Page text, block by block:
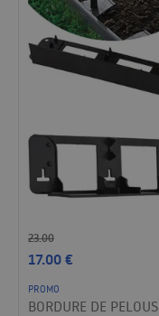
23.00
17.00€
PROMO
BORDURE DE